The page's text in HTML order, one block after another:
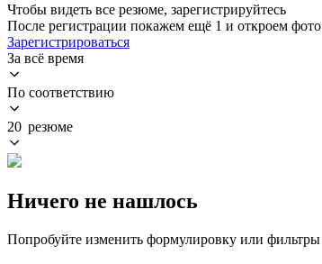
Чтобы видеть все резюме, зарегистрируйтесь
После регистрации покажем ещё 1 и откроем фото
Зарегистрироваться
За всё время
По соответствию
20 резюме
Ничего не нашлось
Попробуйте изменить формулировку или фильтры